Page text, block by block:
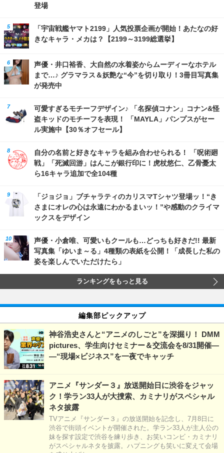
登場
「宇宙戦艦ヤマト2199」人気投票企画が開始！あたなの好
きなキャラ・メカは？【2199～3199総選挙】
声優・井口裕香、大自然の水着姿からムーディーなホテル
まで…♪ グラマラス＆妖艶な“今”を切り取り！3冊目写真集
が発売中
可愛すぎるモチーフデザイン♪ 「名探偵コナン」コナン&怪
盗キッドのモチーフを表現！ 「MAYLA」パンプスがセー
ル実施中【30％オフセール】
自分の名前と好きなキャラを組み合わせられる！ 「呪術廻
戦」「死滅回游」はんこが銀行印に！虎杖悠仁、乙骨憂太
ら16キャラ追加で全104種
「ジョジョ」ブチャラティのカリスマTシャツ登場ッ！“き
さまにオレの心は永遠にわかるまいッ！”や感動のクライマ
ックスをデザイン
声優・小倉唯、可愛いもクールも…どっちも好きだ!! 最新
写真集「ゆいま～る」4種類の表紙を公開！「成長した私の
姿を楽しんでいただけたら」
ランキングをもっと見る
編集部ピックアップ
神谷浩史さんと“アニメのしごと”を深掘り！ DMM
pictures、学生向けセミナー＆交流会を8/31開催―
―“現場×ビジネス”を一夜でキャッチ
アニメ『サンダー３』放送開始日に渋谷をジャッ
ク！学ラン33人が大捜索、カミナリがスペシャル
ネタ披露
TVアニメ『サンダー３』の放送開始を記念し、7月8日に
渋谷で街頭イベントが開催された。学ラン33人が主人公の
妹を探す設定で渋谷を練り歩き、お笑いコンビ・カミナリ
がスペシャルネタを披露。ハプニングも笑いに変えて会場